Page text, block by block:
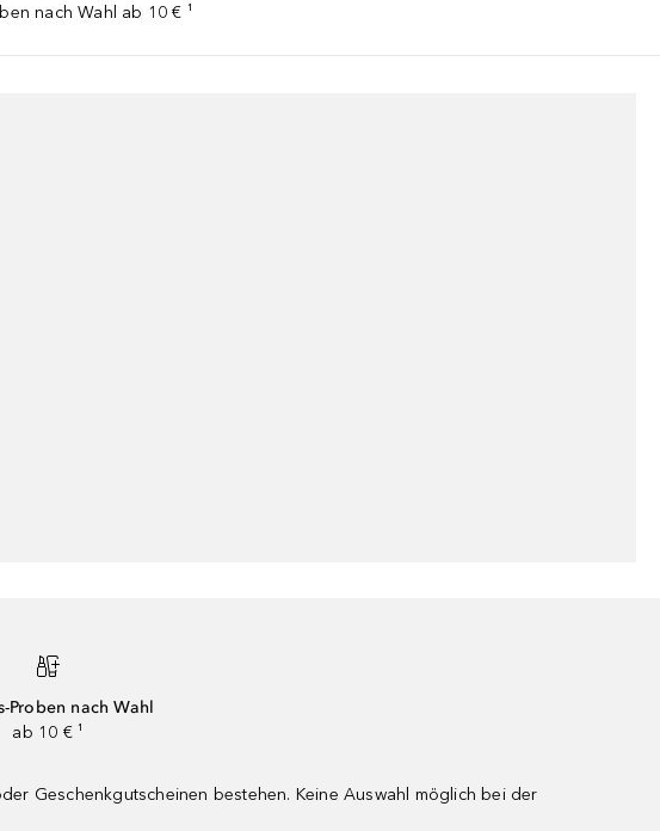
nach Wahl ab 10 € ¹
Proben nach Wahl
ab 10 € ¹
Geschenkgutscheinen bestehen. Keine Auswahl möglich bei der